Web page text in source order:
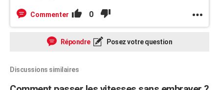
Commenter 0
Répondre Posez votre question
Discussions similaires